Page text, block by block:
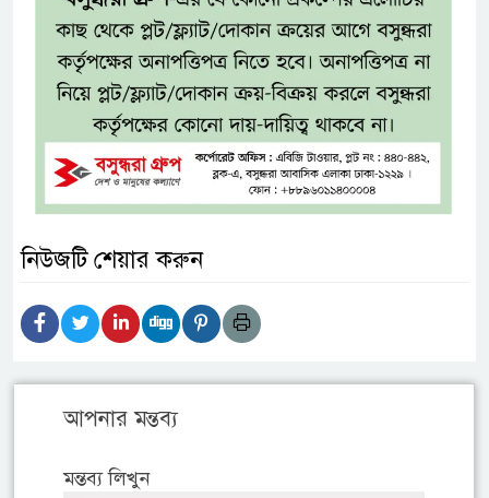
নিউজটি শেয়ার করুন
আপনার মন্তব্য
মন্তব্য লিখুন